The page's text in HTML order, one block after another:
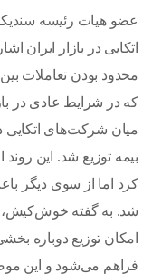
عضو هیات رئیسه
اتکایی در بازار
محدود بودن تعاملات
که در شرایط عادی در
میان شرکت‌های اتکایی
بیمه توزیع شد. این
کرد اما از سوی دیگر
شد. به گفته خوش‌کیش،
امکان توزیع دوباره
فراهم می‌شود و این